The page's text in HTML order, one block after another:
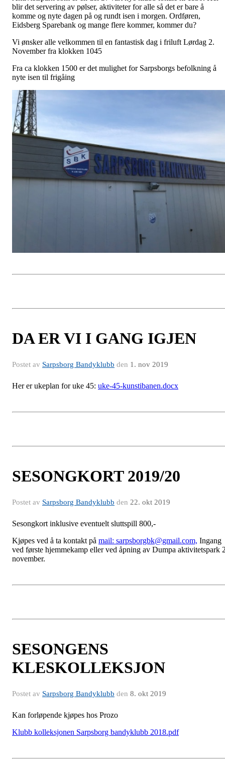
blir det servering av pølser, aktiviteter for alle så det er bare å
komme og nyte dagen på og rundt isen i morgen. Ordføren,
Eidsberg Sparebank og mange flere kommer, kommer du?
Vi ønsker alle velkommen til en fantastisk dag i friluft Lørdag 2.
November fra klokken 1045
Fra ca klokken 1500 er det mulighet for Sarpsborgs befolkning å
nyte isen til frigåing
DA ER VI I GANG IGJEN
Postet av Sarpsborg Bandyklubb den 1. nov 2019
Her er ukeplan for uke 45: uke-45-kunstibanen.docx
SESONGKORT 2019/20
Postet av Sarpsborg Bandyklubb den 22. okt 2019
Sesongkort inklusive eventuelt sluttspill 800,-
Kjøpes ved å ta kontakt på mail: sarpsborgbk@gmail.com, Ingang
ved første hjemmekamp eller ved åpning av Dumpa aktivitetspark
november.
SESONGENS
KLESKOLLEKSJON
Postet av Sarpsborg Bandyklubb den 8. okt 2019
Kan forløpende kjøpes hos Prozo
Klubb kolleksjonen Sarpsborg bandyklubb 2018.pdf